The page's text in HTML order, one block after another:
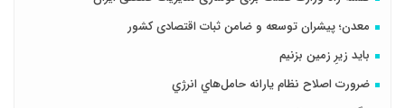
معدن؛ پیشران توسعه و ضامن ثبات اقتصادی کشور
باید زیرِ زمین بزنیم
ضرورت اصلاح نظام يارانه حامل‌هاي انرژي